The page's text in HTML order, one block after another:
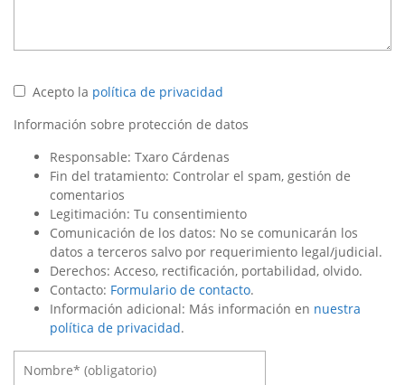
Acepto la política de privacidad
Información sobre protección de datos
Responsable: Txaro Cárdenas
Fin del tratamiento: Controlar el spam, gestión de
comentarios
Legitimación: Tu consentimiento
Comunicación de los datos: No se comunicarán los
datos a terceros salvo por requerimiento legal/judicial.
Derechos: Acceso, rectificación, portabilidad, olvido.
Contacto: Formulario de contacto.
Información adicional: Más información en nuestra
política de privacidad.